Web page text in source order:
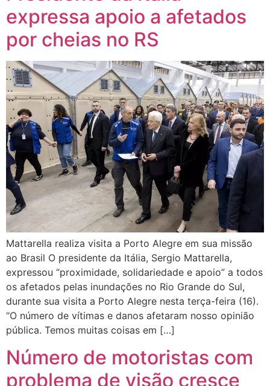
expressa apoio a afetados
por cheias no RS
Mattarella realiza visita a Porto Alegre em sua missão
ao Brasil O presidente da Itália, Sergio Mattarella,
expressou “proximidade, solidariedade e apoio” a todos
os afetados pelas inundações no Rio Grande do Sul,
durante sua visita a Porto Alegre nesta terça-feira (16).
“O número de vítimas e danos afetaram nosso opinião
pública. Temos muitas coisas em […]
Número de motoristas com
problema de visão cresce